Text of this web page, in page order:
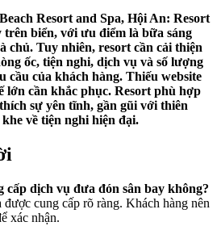
Resort and Spa, Hội An: Resort
biển, với ưu điểm là bữa sáng
chủ. Tuy nhiên, resort cần cải thiện
ốc, tiện nghi, dịch vụ và số lượng
cầu của khách hàng. Thiếu website
lớn cần khắc phục. Resort phù hợp
sự yên tĩnh, gần gũi với thiên
về tiện nghi hiện đại.
cấp dịch vụ đưa đón sân bay không?
cung cấp rõ ràng. Khách hàng nên
xác nhận.